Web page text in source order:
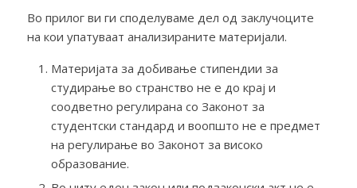
Во прилог ви ги споделуваме дел од заклучоците
на кои упатуваат анализираните материјали.
Материјата за добивање стипендии за
студирање во странство не е до крај и
соодветно регулирана со Законот за
студентски стандард и воопшто не е предмет
на регулирање во Законот за високо
образование.